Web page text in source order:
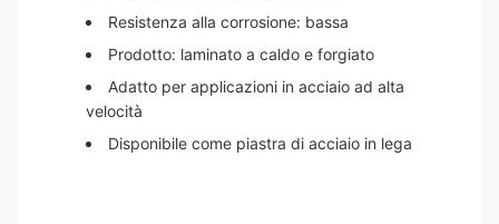
Resistenza alla corrosione: bassa
Prodotto: laminato a caldo e forgiato
Adatto per applicazioni in acciaio ad alta
velocità
Disponibile come piastra di acciaio in lega